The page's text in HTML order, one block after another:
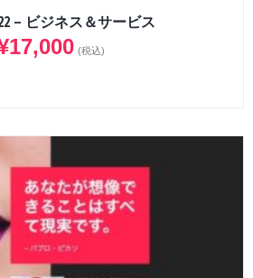
– ビジネス＆サービス
17,000 (税込)